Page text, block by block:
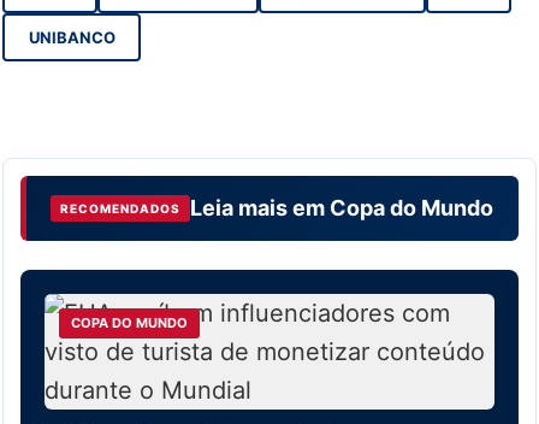
UNIBANCO
RECOMENDADOS Leia mais em Copa do Mundo
COPA DO MUNDO